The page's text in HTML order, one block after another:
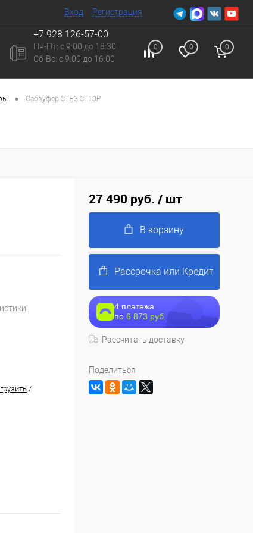
Вход Регистрация
+7 928 126-57-00
Пн-Пт: с 9:00 до 18:30
Сб-Вc: с 9:00 до 16:00
0 0 0
• Сабвуфер STEG ST10P
/
27 490 руб. / шт
В корзину
Рассрочка или Кредит
4 платежа
по 6 873 руб.
Рассчитать доставку
Поделиться